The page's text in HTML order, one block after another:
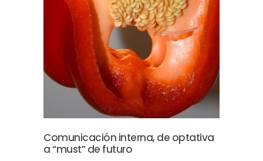
Comunicación interna, de optativa
a “must” de futuro